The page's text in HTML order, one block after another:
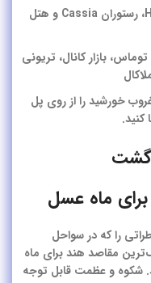
رستوران‌های معروف: رستوران Halais، رستوران Cassia و هتل
بازار کانال، تریونی
خورشید را از روی پل
کنید.
را که در سواحل
مقاصد هند برای ماه
شکوه و عظمت قابل توجه